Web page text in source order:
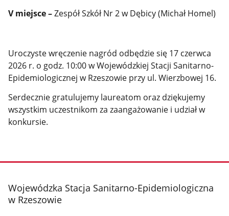
V miejsce–Zespół Szkół Nr 2 w Dębicy (Michał Homel)
Uroczyste wręczenie nagród odbędzie się 17 czerwca
2026 r. o godz. 10:00 w Wojewódzkiej Stacji Sanitarno-
Epidemiologicznej w Rzeszowie przy ul. Wierzbowej 16.
Serdecznie gratulujemy laureatom oraz dziękujemy
wszystkim uczestnikom za zaangażowanie i udział w
konkursie.
stopka
Wojewódzka Stacja Sanitarno-Epidemiologiczna
w Rzeszowie